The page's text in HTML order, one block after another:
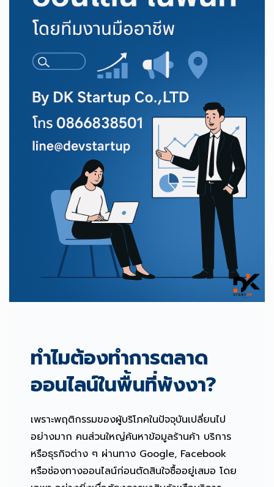
ทำไมต้องทำการตลาด
ออนไลน์ในพื้นที่พังงา?
เพราะพฤติกรรมของผู้บริโภคในปัจจุบันเปลี่ยนไป
อย่างมาก คนส่วนใหญ่ค้นหาข้อมูลร้านค้า บริการ
หรือธุรกิจต่าง ๆ ผ่านทาง Google, Facebook
หรือช่องทางออนไลน์ก่อนตัดสินใจซื้ออยู่เสมอ โดย